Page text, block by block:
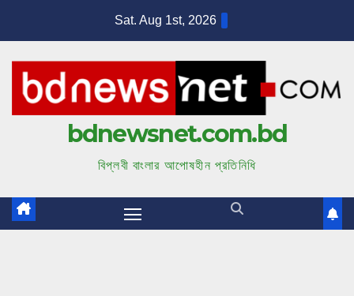
n
Sat. Aug 1st, 2026
bdnewsnet.com.bd
বিপ্লবী বাংলার আপোষহীন প্রতিনিধি